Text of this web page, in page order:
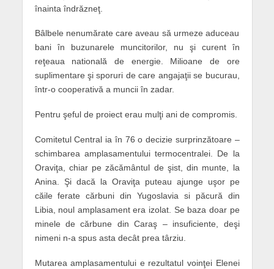
înainta îndrăzneţ.
Bâlbele nenumărate care aveau să urmeze aduceau
bani în buzunarele muncitorilor, nu şi curent în
reţeaua natională de energie. Milioane de ore
suplimentare şi sporuri de care angajaţii se bucurau,
într-o cooperativă a muncii în zadar.
Pentru şeful de proiect erau mulţi ani de compromis.
Comitetul Central ia în 76 o decizie surprinzătoare –
schimbarea amplasamentului termocentralei. De la
Oraviţa, chiar pe zăcământul de şist, din munte, la
Anina. Şi dacă la Oraviţa puteau ajunge uşor pe
căile ferate cărbuni din Yugoslavia si păcură din
Libia, noul amplasament era izolat. Se baza doar pe
minele de cărbune din Caraş – insuficiente, deşi
nimeni n-a spus asta decât prea târziu.
Mutarea amplasamentului e rezultatul voinţei Elenei